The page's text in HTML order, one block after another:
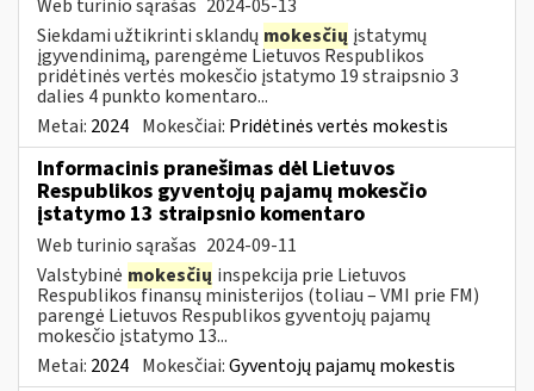
Web turinio sąrašas 2024-05-13
Siekdami užtikrinti sklandų mokesčių įstatymų
įgyvendinimą, parengėme Lietuvos Respublikos
pridėtinės vertės mokesčio įstatymo 19 straipsnio 3
dalies 4 punkto komentaro...
Metai: 2024 Mokesčiai: Pridėtinės vertės mokestis
Informacinis pranešimas dėl Lietuvos
Respublikos gyventojų pajamų mokesčio
įstatymo 13 straipsnio komentaro
Web turinio sąrašas 2024-09-11
Valstybinė mokesčių inspekcija prie Lietuvos
Respublikos finansų ministerijos (toliau – VMI prie FM)
parengė Lietuvos Respublikos gyventojų pajamų
mokesčio įstatymo 13...
Metai: 2024 Mokesčiai:Gyventojų pajamų mokestis